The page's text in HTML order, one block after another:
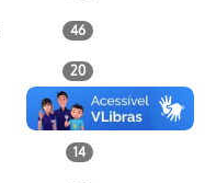
46
20
34
14